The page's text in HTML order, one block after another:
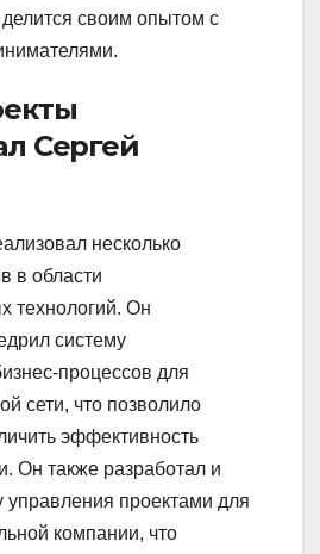
своим опытом с
Сергей
несколько
в области
технологий. Он
систему
процессов для
сети, что позволило
эффективность
Он также разработал и
управления проектами для
компании, что